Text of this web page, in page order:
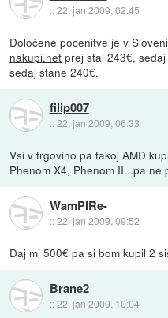
::22. jan 2009, 02:45
Določene pocenitve je v
nakupi.net prej stal 243€,
sedaj stane 240€.
filip007
::22. jan 2009, 06:33
Vsi v trgovino pa takoj AMD
Phenom X4, Phenom II...pa
WamPIRe-
::22. jan 2009, 09:52
Daj mi 500€ pa si bom kupil 2
Brane2
::22. jan 2009, 10:04